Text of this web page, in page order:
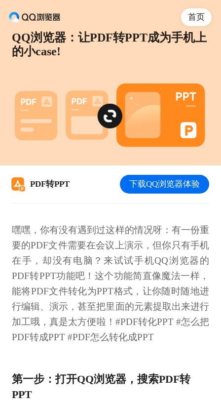
QQ浏览器：让PDF转PPT成为手机上
的小case!
首页
PDF转PPT 下载QQ浏览器体验
嘿嘿，你有没有遇到过这样的情况呀：有一份重
要的PDF文件需要在会议上演示，但你只有手机
在手，却没有电脑？来试试手机QQ浏览器的
PDF转PPT功能吧！这个功能简直像魔法一样，
能将PDF文件转化为PPT格式，让你随时随地进
行编辑、演示，甚至把里面的元素提取出来进行
加工哦，真是太方便啦！#PDF转化PPT #怎么把
PDF转成PPT #PDF怎么转化成PPT
第一步：打开QQ浏览器，搜索PDF转
PPT